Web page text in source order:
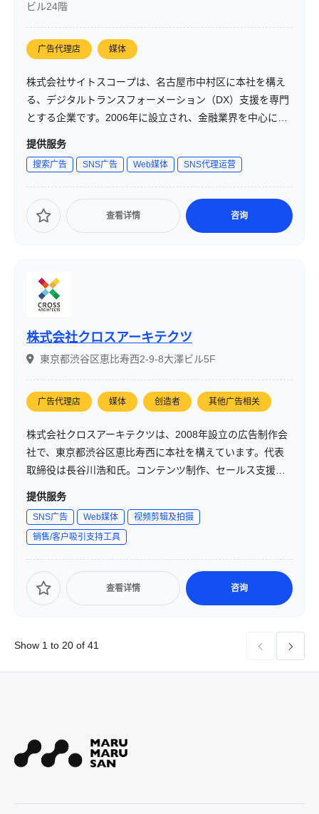
ビル24階
广告代理店 媒体
株式会社サイトスコープは、名古屋市中村区に本社を構え
る、デジタルトランスフォーメーション（DX）支援を専門
とする企業です。2006年に設立され、金融業界を中心に、
システム開発やデジタルマーケティングを通じて、企業の
で、システム開発からマーケティングまで一貫したサービ
スを提供し、顧客のビジネスを影から支える「黒衣（くろ
こ）」のような存在を目指しています。
提供服务
搜索广告 SNS广告 Web媒体 SNS代理运营
查看详情 咨询
株式会社クロスアーキテクツ
東京都渋谷区恵比寿西2-9-8大澤ビル5F
广告代理店 媒体 创造者 其他广告相关
株式会社クロスアーキテクツは、2008年設立の広告制作会
社で、東京都渋谷区恵比寿西に本社を構えています。代表
取締役は長谷川浩和氏。コンテンツ制作、セールス支援、
Web3・メタバースのビジネス活用支援、美容事業（ネイル
ンド価値向上を支援しています。
提供服务
SNS广告 Web媒体
视频剪辑及拍摄
销售/客户吸引支持工具
查看详情 咨询
Show 1 to 20 of 41  